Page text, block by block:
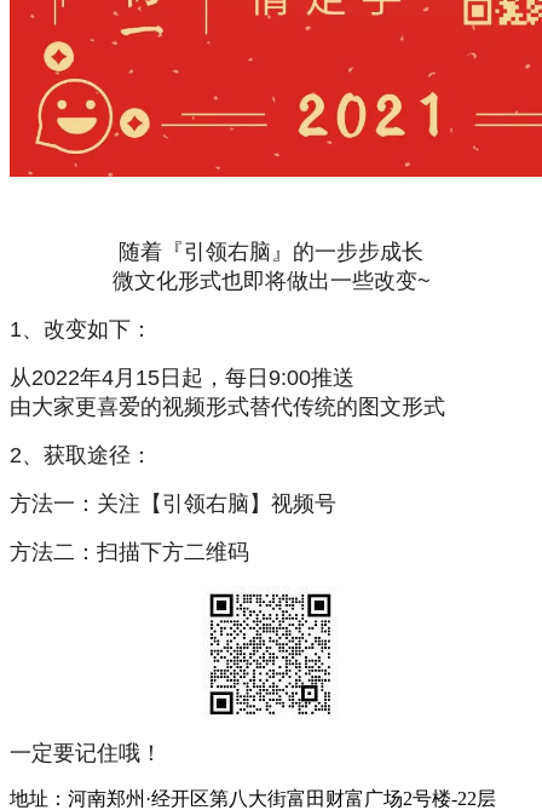
随着『引领右脑』的一步步成长
微文化形式也即将做出一些改变~
1、 改变如下：
从2022年4月15日起，每日9:00推送
由大家更喜爱的视频形式替代传统的图文形式
2、 获取途径：
方法一： 关注【引领右脑】视频号
方法二： 扫描下方二维码
一定要记住哦！
地址：河南郑州·经开区第八大街富田财富广场2号楼-22层